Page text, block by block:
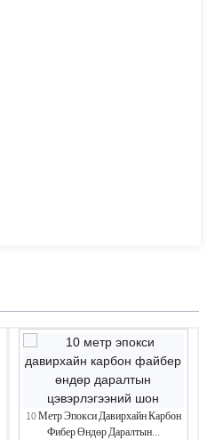
10 Метр Эпокси Давирхайн Карбон
Фибер Өндөр Даралтын...